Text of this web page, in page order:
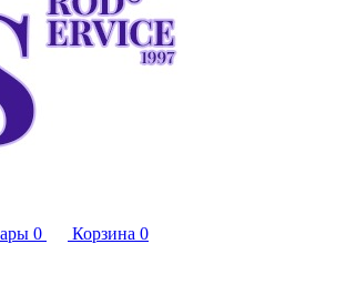
0 Корзина 0